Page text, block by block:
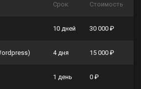
Срок Стоимость
10 дней 30 000 ₽
4 дня 15 000 ₽
1 день 0 ₽